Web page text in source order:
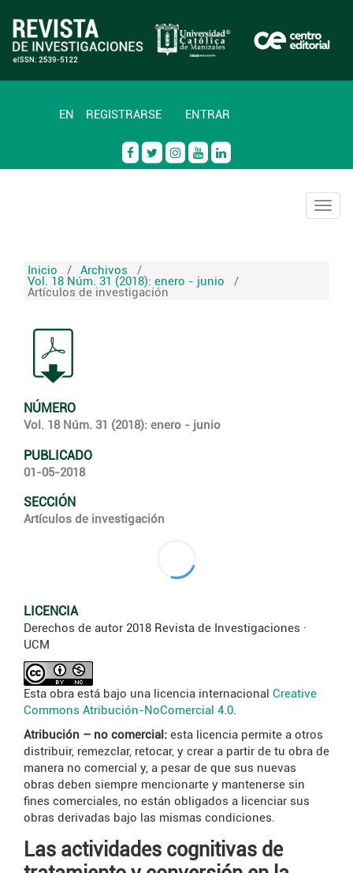
EN REGISTRARSE ENTRAR
Inicio / Archivos /
Vol. 18 Núm. 31 (2018): enero - junio /
Artículos de investigación
NÚMERO
Vol. 18 Núm. 31 (2018): enero - junio
PUBLICADO
01-05-2018
SECCIÓN
Artículos de investigación
LICENCIA
Derechos de autor 2018 Revista de Investigaciones ·
UCM
Esta obra está bajo una licencia internacional Creative
Commons Atribución-NoComercial 4.0.
Atribución – no comercial: esta licencia permite a otros
distribuir, remezclar, retocar, y crear a partir de tu obra de
manera no comercial y, a pesar de que sus nuevas
obras deben siempre mencionarte y mantenerse sin
fines comerciales, no están obligados a licenciar sus
obras derivadas bajo las mismas condiciones.
Las actividades cognitivas de